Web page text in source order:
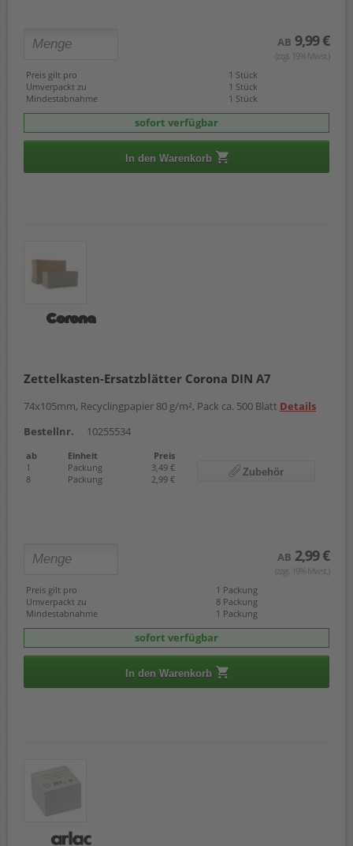
AB 9,99 €
(zzgl. 19% Mwst.)
Preis gilt pro
1 Stück
Umverpackt zu
1 Stück
Mindestabnahme
1 Stück
sofort verfügbar
In den Warenkorb
Zettelkasten-Ersatzblätter Corona DIN A7
74x105mm, Recyclingpapier 80 g/m², Pack ca. 500 Blatt Details
Bestellnr.
10255534
ab Einheit
Preis
1
Packung
3,49 €
8
Packung 2,99 €
Zubehör
AB 2,99 €
(zzgl. 19% Mwst.)
Preis gilt pro
1 Packung
Umverpackt zu
8 Packung
Mindestabnahme
1 Packung
sofort verfügbar
In den Warenkorb